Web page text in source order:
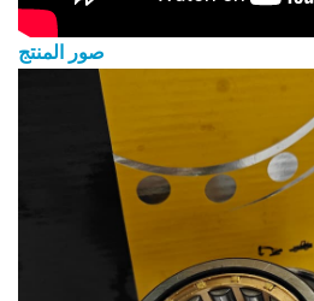
صور المنتج